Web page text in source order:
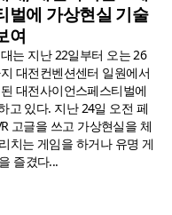
벌에 가상현실 기술
여
는 지난 22일부터 오는 26
대전컨벤션센터 일원에서
대전사이언스페스티벌에
고 있다. 지난 24일 오전 페
고글을 쓰고 가상현실을 체
치는 게임을 하거나 유명 게
즐겼다...